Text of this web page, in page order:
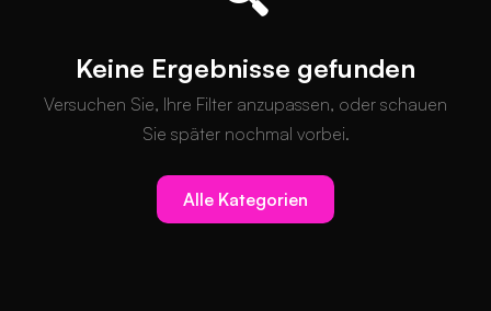
Keine Ergebnisse gefunden
Versuchen Sie, Ihre Filter anzupassen, oder schauen
Sie später nochmal vorbei.
Alle Kategorien